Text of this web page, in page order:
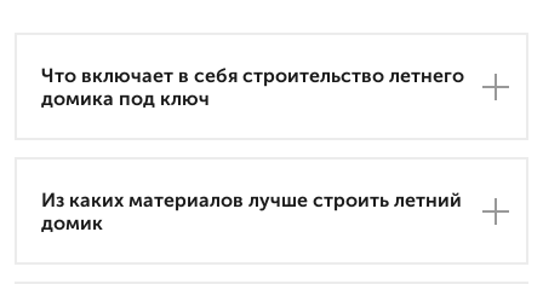
Что включает в себя строительство летнего
домика под ключ
Из каких материалов лучше строить летний
домик